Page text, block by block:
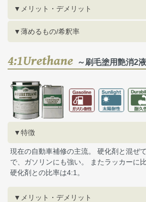
▼メリット・デメリット
▼薄めるもの/希釈率
4:1Urethane ～刷毛塗用艶消2
▼特徴
現在の自動車補修の主流。 硬化剤と混ぜ
で、ガソリンにも強い。 またラッカーに
硬化剤との比率は4:1。
▼メリット・デメリット